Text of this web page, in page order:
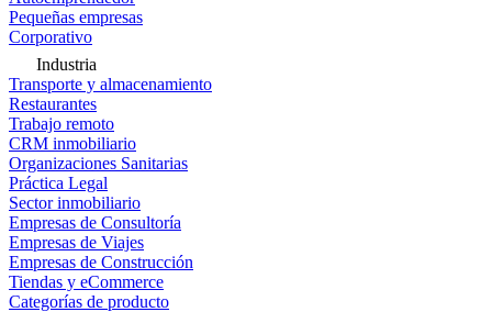
Pequeñas empresas
Corporativo
Industria
Transporte y almacenamiento
Restaurantes
Trabajo remoto
CRM inmobiliario
Organizaciones Sanitarias
Práctica Legal
Sector inmobiliario
Empresas de Consultoría
Empresas de Viajes
Empresas de Construcción
Tiendas y eCommerce
Categorías de producto